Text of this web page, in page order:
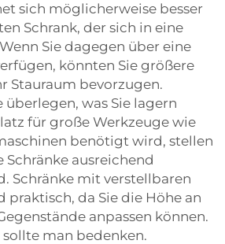
sich möglicherweise besser
Schrank, der sich in eine
Sie dagegen über eine
könnten Sie größere
Stauraum bevorzugen.
überlegen, was Sie lagern
für große Werkzeuge wie
benötigt wird, stellen
Schränke ausreichend
Schränke mit verstellbaren
praktisch, da Sie die Höhe an
anpassen können.
man bedenken.